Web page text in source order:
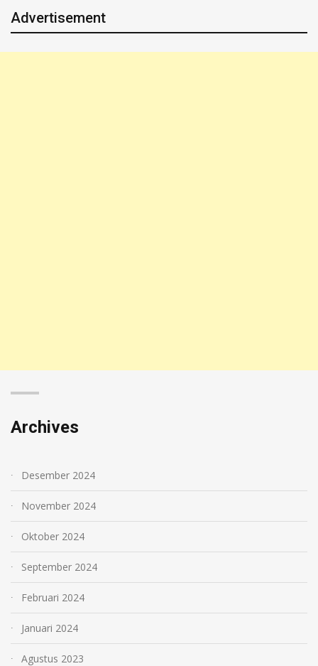
Advertisement
Archives
Desember 2024
November 2024
Oktober 2024
September 2024
Februari 2024
Januari 2024
Agustus 2023